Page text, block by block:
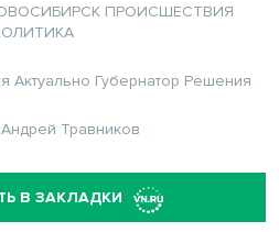
ПРОИСШЕСТВИЯ
Актуально Губернатор Решения
Андрей Травников
В ЗАКЛАДКИ